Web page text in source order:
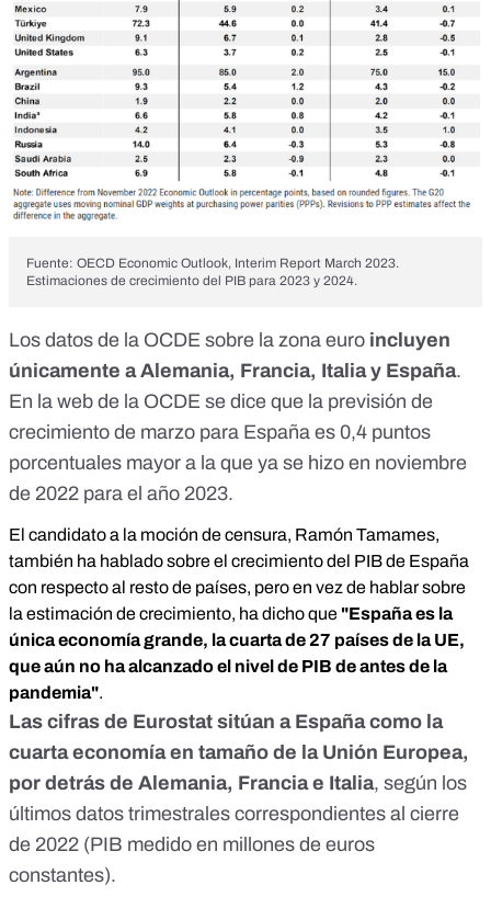
Fuente: OECD Economic Outlook, Interim Report March 2023.
Estimaciones de crecimiento del PIB para 2023 y 2024.
Los datos de la OCDE sobre la zona euro incluyen
únicamente a Alemania, Francia, Italia y España.
En la web de la OCDE se dice que la previsión de
crecimiento de marzo para España es 0,4 puntos
porcentuales mayor a la que ya se hizo en noviembre
de 2022 para el año 2023.
El candidato a la moción de censura, Ramón Tamames,
también ha hablado sobre el crecimiento del PIB de España
con respecto al resto de países, pero en vez de hablar sobre
la estimación de crecimiento, ha dicho que "España es la
única economía grande, la cuarta de 27 países de la UE,
que aún no ha alcanzado el nivel de PIB de antes de la
pandemia".
Las cifras de Eurostat sitúan a España como la
cuarta economía en tamaño de la Unión Europea,
por detrás de Alemania, Francia e Italia, según los
últimos datos trimestrales correspondientes al cierre
de 2022 (PIB medido en millones de euros
constantes).